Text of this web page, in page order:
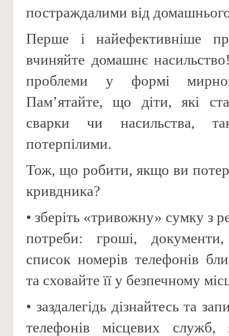
постраждалими від
Перше і найефективніше
вчиняйте домашнє
проблеми у формі
Пам’ятайте, що діти, які
сварки чи насильства,
потерпілими.
Тож, що робити, якщо ви
кривдника?
• зберіть «тривожну» сумку з
потреби: гроші,
список номерів телефонів
та сховайте її у безпечному
• заздалегідь дізнайтесь та
телефонів місцевих служб,